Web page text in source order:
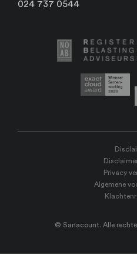
024 737 0544
Privacy
Algemene
© Sanacount. Alle